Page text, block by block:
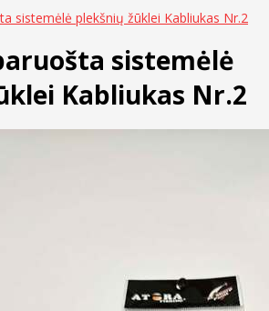
sistemėlė plekšnių žūklei Kabliukas Nr.2
sistemėlė
Kabliukas Nr.2